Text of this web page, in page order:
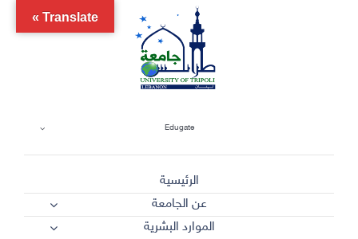
Edugate
الرئيسية
عن الجامعة
الموارد البشرية
Translate »